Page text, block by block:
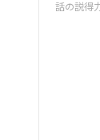
話の説得